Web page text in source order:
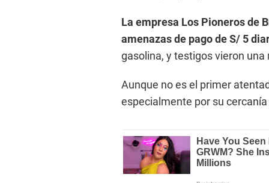
La empresa Los Pioneros de
amenazas de pago de S/ 5
gasolina, y testigos vieron
Aunque no es el primer
especialmente por su